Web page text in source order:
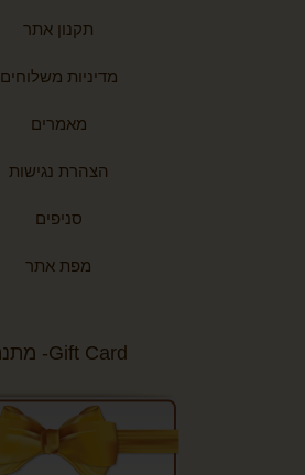
תקנון אתר
מדיניות משלוחים
מאמרים
הצהרת נגישות
סניפים
מפת אתר
Gift Card- מתנה